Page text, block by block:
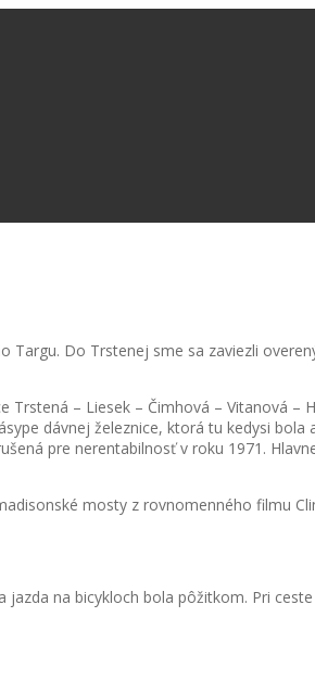
Do Trstenej sme sa zaviezli
– Liesek – Čimhová – Vitanová –
dávnej železnice, ktorá tu kedysi
pre nerentabilnosť v roku 1971.
mosty z rovnomenného filmu
na bicykloch bola pôžitkom. Pri